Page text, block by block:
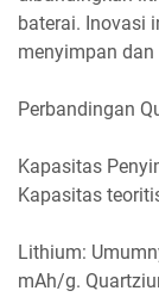
baterai. Inovasi
menyimpan
Perbandingan
Kapasitas
Kapasitas
Lithium:
mAh/g.